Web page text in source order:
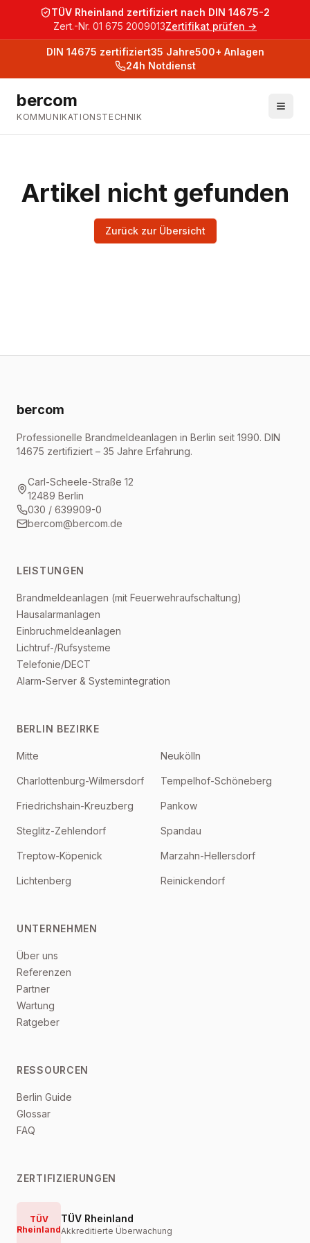
TÜV Rheinland zertifiziert nach DIN 14675-2
Zert.-Nr. 01 675 2009013Zertifikat prüfen →
DIN 14675 zertifiziert35 Jahre500+ Anlagen
24h Notdienst
bercom
KOMMUNIKATIONSTECHNIK
Artikel nicht gefunden
Zurück zur Übersicht
bercom
Professionelle Brandmeldeanlagen in Berlin seit 1990. DIN
14675 zertifiziert – 35 Jahre Erfahrung.
Carl-Scheele-Straße 12
12489 Berlin
030 / 639909-0
bercom@bercom.de
LEISTUNGEN
Brandmeldeanlagen (mit Feuerwehraufschaltung)
Hausalarmanlagen
Einbruchmeldeanlagen
Lichtruf-/Rufsysteme
Telefonie/DECT
Alarm-Server & Systemintegration
BERLIN BEZIRKE
Mitte Neukölln
Charlottenburg-Wilmersdorf Tempelhof-Schöneberg
Friedrichshain-Kreuzberg Pankow
Steglitz-Zehlendorf Spandau
Treptow-Köpenick Marzahn-Hellersdorf
Lichtenberg Reinickendorf
UNTERNEHMEN
Über uns
Referenzen
Partner
Wartung
Ratgeber
RESSOURCEN
Berlin Guide
Glossar
FAQ
ZERTIFIZIERUNGEN
TÜV
Rheinland
TÜV Rheinland
Akkreditierte Überwachung